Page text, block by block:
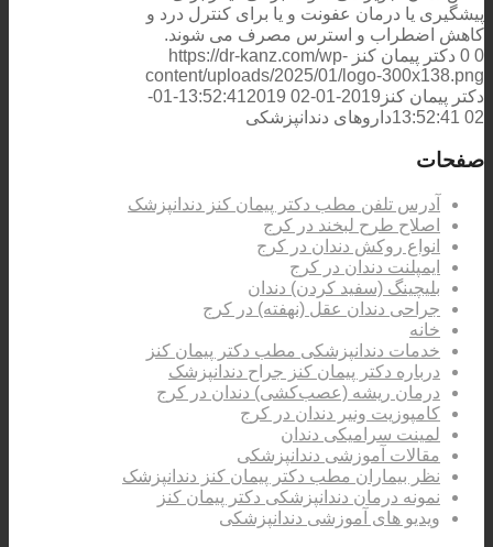
پیشگیری یا درمان عفونت و یا برای کنترل درد و
کاهش اضطراب و استرس مصرف می شوند.
0
0 دکتر پیمان کنز https://dr-kanz.com/wp-
content/uploads/2025/01/logo-300x138.png
دکتر پیمان کنز 2019-01-02 13:52:41
2019-01-
02 13:52:41
داروهای دندانپزشکی
صفحات
آدرس تلفن مطب دکتر پیمان کنز دندانپزشک
اصلاح طرح لبخند در کرج
انواع روکش دندان در کرج
ایمپلنت دندان در کرج
بلیچینگ (سفید کردن) دندان
جراحی دندان عقل (نهفته) در کرج
خانه
خدمات دندانپزشکی مطب دکتر پیمان کنز
درباره دکتر پیمان کنز جراح دندانپزشک
درمان ریشه (عصب‌کشی) دندان در کرج
کامپوزیت ونیر دندان در کرج
لمینت سرامیکی دندان
مقالات آموزشی دندانپزشکی
نظر بیماران مطب دکتر پیمان کنز دندانپزشک
نمونه درمان دندانپزشکی دکتر پیمان کنز
ویدیو های آموزشی دندانپزشکی